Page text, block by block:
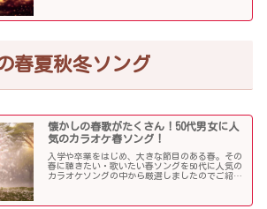
春夏秋冬ソング
懐かしの春歌がたくさん！50代男女に人
気のカラオケ春ソング！
入学や卒業をはじめ、大きな節目のある春。その
春に聴きたい・歌いたい春ソングを50代に人気の
カラオケソングの中から厳選しましたのでご紹介